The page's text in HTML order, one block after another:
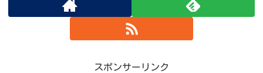
スポンサーリンク